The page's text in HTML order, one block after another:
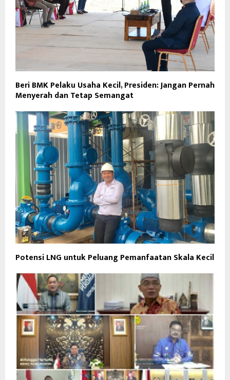
Beri BMK Pelaku Usaha Kecil, Presiden: Jangan Pernah
Menyerah dan Tetap Semangat
Potensi LNG untuk Peluang Pemanfaatan Skala Kecil